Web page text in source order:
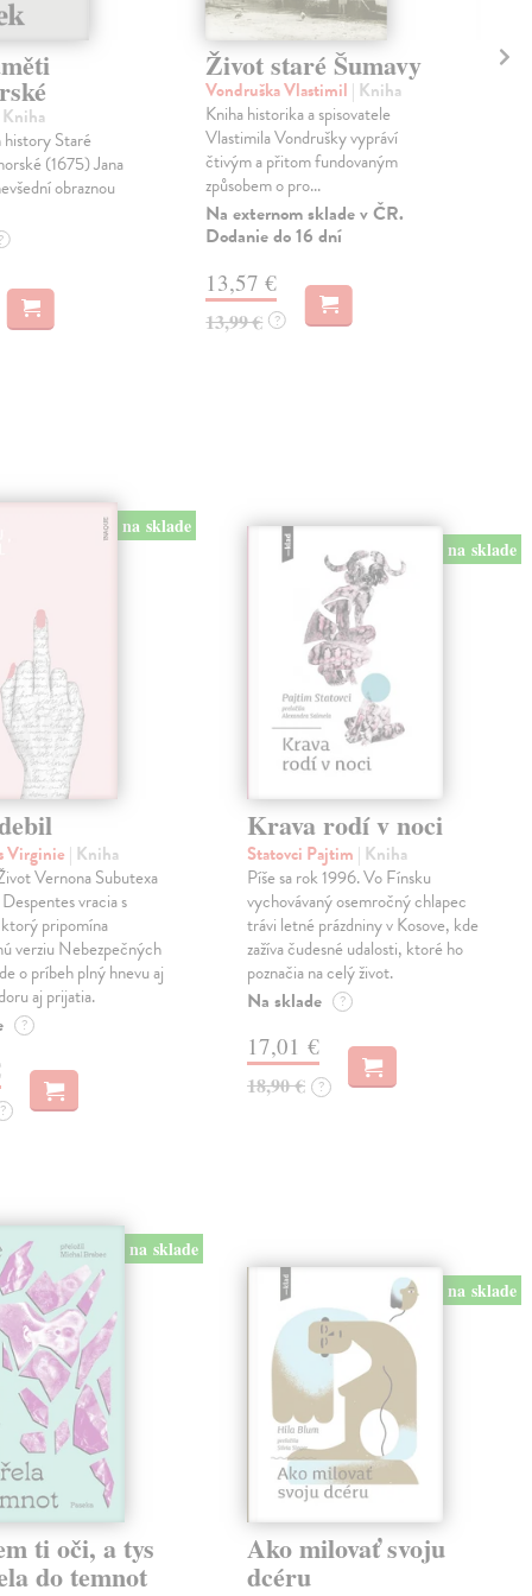
Kniha
history Staré
(1675) Jana
obraznou
?
Život staré Šumavy
Vondruška Vlastimil | Kniha
Kniha historika a spisovatele
Vlastimila Vondrušky vypráví
čtivým a přitom fundovaným
způsobem o pro...
Na externom sklade v ČR.
Dodanie do 16 dní
13,57 €
13,99 € ?
na sklade
Virginie | Kniha
Vernona Subutexa
vracia s
pripomína
verziu Nebezpečných
o príbeh plný hnevu aj
aj prijatia.
?
?
na sklade
Krava rodí v noci
Statovci Pajtim | Kniha
Píše sa rok 1996. Vo Fínsku
vychovávaný osemročný chlapec
trávi letné prázdniny v Kosove, kde
zažíva čudesné udalosti, ktoré ho
poznačia na celý život.
Na sklade ?
17,01 €
18,90 € ?
na sklade
ti oči, a tys
do temnot
na sklade
Ako milovať svoju
dcéru